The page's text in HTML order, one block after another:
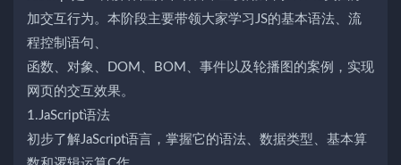
加交互行为。本阶段主要带领大家学习JS的基本语法、流
程控制语句、
函数、对象、DOM、BOM、事件以及轮播图的案例，实现
网页的交互效果。
1.JaScript语法
初步了解JaScript语言，掌握它的语法、数据类型、基本算